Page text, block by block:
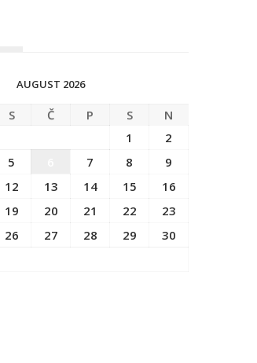
AUGUST 2026
S Č P S
N
1
2
5 7 8
9
12 13 14 15
16
19 20 21 22
23
26 27 28 29
30